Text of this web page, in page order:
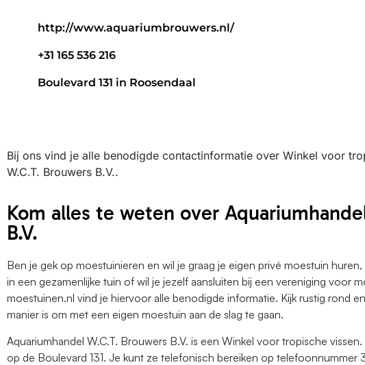
http://www.aquariumbrouwers.nl/
+31 165 536 216
Boulevard 131 in Roosendaal
Bij ons vind je alle benodigde contactinformatie over Winkel voor
W.C.T. Brouwers B.V..
Kom alles te weten over
B.V.
Ben je gek op moestuinieren en wil je graag je eigen privé moestuin
in een gezamenlijke tuin of wil je jezelf aansluiten bij een vereniging voor
moestuinen.nl vind je hiervoor alle benodigde informatie. Kijk rustig rond
manier is om met een eigen moestuin aan de slag te gaan.
Aquariumhandel W.C.T. Brouwers B.V. is een Winkel voor tropische
op de Boulevard 131. Je kunt ze telefonisch bereiken op telefoonnummer